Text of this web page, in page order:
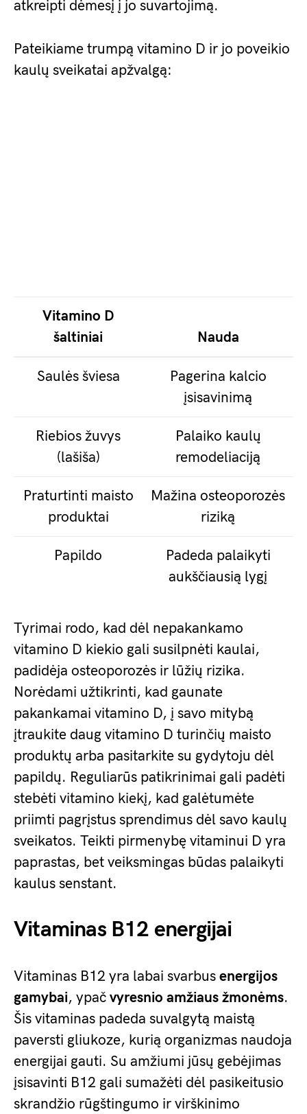
atkreipti dėmesį į jo suvartojimą.
Pateikiame trumpą vitamino D ir jo poveikio
kaulų sveikatai apžvalgą:
Vitamino D
šaltiniai
Nauda
Saulės šviesa
Pagerina kalcio
įsisavinimą
Riebios žuvys
(lašiša)
Palaiko kaulų
remodeliaciją
Praturtinti maisto
produktai
Mažina osteoporozės
riziką
Papildo
Padeda palaikyti
aukščiausią lygį
Tyrimai rodo, kad dėl nepakankamo
vitamino D kiekio gali susilpnėti kaulai,
padidėja osteoporozės ir lūžių rizika.
Norėdami užtikrinti, kad gaunate
pakankamai vitamino D, į savo mitybą
įtraukite daug vitamino D turinčių maisto
produktų arba pasitarkite su gydytoju dėl
papildų. Reguliarūs patikrinimai gali padėti
stebėti vitamino kiekį, kad galėtumėte
priimti pagrįstus sprendimus dėl savo kaulų
sveikatos. Teikti pirmenybę vitaminui D yra
paprastas, bet veiksmingas būdas palaikyti
kaulus senstant.
Vitaminas B12 energijai
Vitaminas B12 yra labai svarbus energijos
gamybai, ypač vyresnio amžiaus žmonėms.
Šis vitaminas padeda suvalgytą maistą
paversti gliukoze, kurią organizmas naudoja
energijai gauti. Su amžiumi jūsų gebėjimas
įsisavinti B12 gali sumažėti dėl pasikeitusio
skrandžio rūgštingumo ir virškinimo